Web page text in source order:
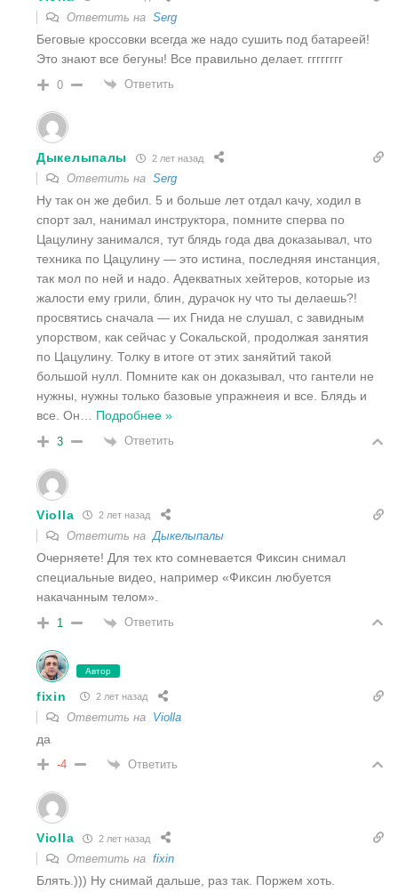
Ответить на Serg
Беговые кроссовки всегда же надо сушить под батареей!
Это знают все бегуны! Все правильно делает. гггггггг
0 Ответить
Дыкелыпалы 2 лет назад
Ответить на Serg
Ну так он же дебил. 5 и больше лет отдал качу, ходил в
спорт зал, нанимал инструктора, помните сперва по
Цацулину занимался, тут блядь года два доказаывал, что
техника по Цацулину — это истина, последняя инстанция,
так мол по ней и надо. Адекватных хейтеров, которые из
жалости ему грили, блин, дурачок ну что ты делаешь?!
просвятись сначала — их Гнида не слушал, с завидным
упорством, как сейчас у Сокальской, продолжая занятия
по Цацулину. Толку в итоге от этих заняйтий такой
большой нулл. Помните как он доказывал, что гантели не
нужны, нужны только базовые упражнеия и все. Блядь и
все. Он… Подробнее »
3 Ответить
Violla 2 лет назад
Ответить на Дыкелыпалы
Очерняете! Для тех кто сомневается Фиксин снимал
специальные видео, например «Фиксин любуется
накачанным телом».
1 Ответить
Автор
fixin 2 лет назад
Ответить на Violla
да
-4 Ответить
Violla 2 лет назад
Ответить на fixin
Блять.))) Ну снимай дальше, раз так. Поржем хоть.